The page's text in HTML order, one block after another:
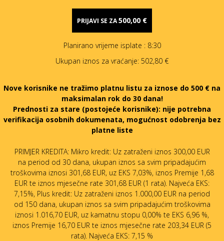
PRIJAVI SE ZA500,00 €
Planirano vrijeme isplate : 8:30
Ukupan iznos za vraćanje: 502,80 €
Nove korisnike ne tražimo platnu listu za iznose do 500 € na
maksimalan rok do 30 dana!
Prednosti za stare (postojeće korisnike): nije potrebna
verifikacija osobnih dokumenata, mogućnost odobrenja bez
platne liste
PRIMJER KREDITA: Mikro kredit: Uz zatraženi iznos 300,00 EUR
na period od 30 dana, ukupan iznos sa svim pripadajućim
troškovima iznosi 301,68 EUR, uz EKS 7,03%, iznos Premije 1,68
EUR te iznos mjesečne rate 301,68 EUR (1 rata). Najveća EKS:
7,15%, Plus kredit: Uz zatraženi iznos 1.000,00 EUR na period
od 150 dana, ukupan iznos sa svim pripadajućim troškovima
iznosi 1.016,70 EUR, uz kamatnu stopu 0,00% te EKS 6,96 %,
iznos Premije 16,70 EUR te iznos mjesečne rate 203,34 EUR (5
rata). Najveća EKS: 7,15 %